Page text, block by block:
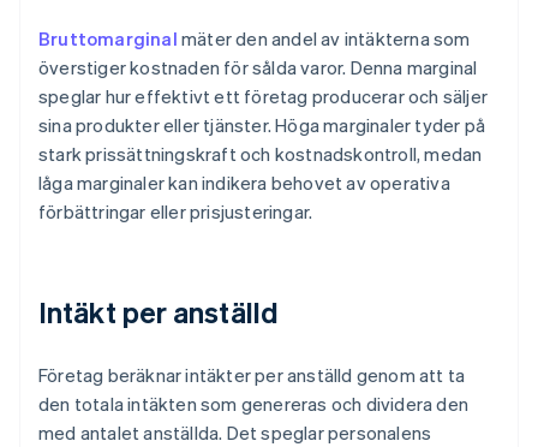
Bruttomarginal mäter den andel av intäkterna som
överstiger kostnaden för sålda varor. Denna marginal
speglar hur effektivt ett företag producerar och säljer
sina produkter eller tjänster. Höga marginaler tyder på
stark prissättningskraft och kostnadskontroll, medan
låga marginaler kan indikera behovet av operativa
förbättringar eller prisjusteringar.
Intäkt per anställd
Företag beräknar intäkter per anställd genom att ta
den totala intäkten som genereras och dividera den
med antalet anställda. Det speglar personalens